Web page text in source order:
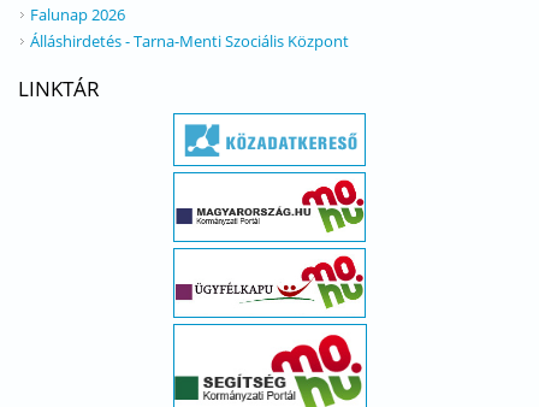
Falunap 2026
Álláshirdetés - Tarna-Menti Szociális Központ
LINKTÁR